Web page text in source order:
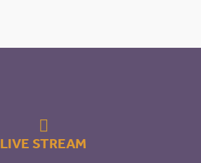

LIVE STREAM